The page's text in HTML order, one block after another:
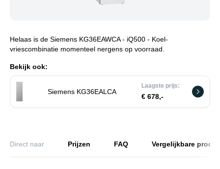
Helaas is de Siemens KG36EAWCA - iQ500 - Koel-
vriescombinatie momenteel nergens op voorraad.
Bekijk ook:
Siemens KG36EALCA
Laagste prijs:
€ 678,-
Direct naar Prijzen FAQ Vergelijkbare